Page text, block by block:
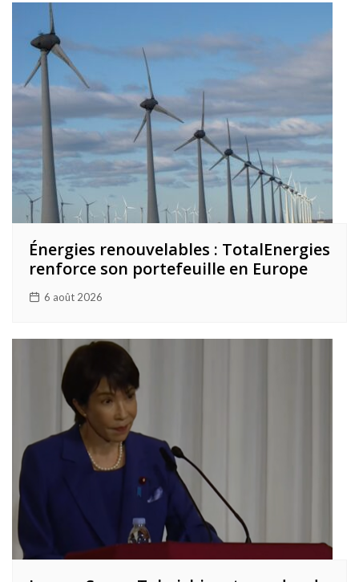
Énergies renouvelables : TotalEnergies
renforce son portefeuille en Europe
6 août 2026